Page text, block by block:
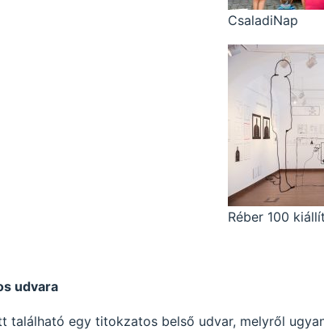
CsaladiNap
Réber 100
udvara
található egy titokzatos belső udvar, melyről